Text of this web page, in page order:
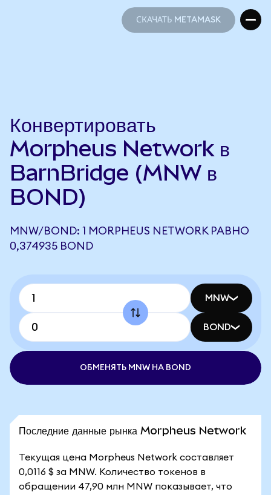
СКАЧАТЬ METAMASK
Конвертировать
Morpheus Network в
BarnBridge (MNW в
BOND)
MNW/BOND: 1 MORPHEUS NETWORK РАВНО
0,374935 BOND
MNW
BOND
ОБМЕНЯТЬ MNW НА BOND
Последние данные рынка Morpheus Network
Текущая цена Morpheus Network составляет
0,0116 $ за MNW. Количество токенов в
обращении 47,90 млн MNW показывает, что